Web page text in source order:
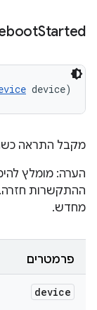
Started
device)
מקבל התראה
הערה: מומלץ
ההתקשרות
מחדש.
פרמטרים
device